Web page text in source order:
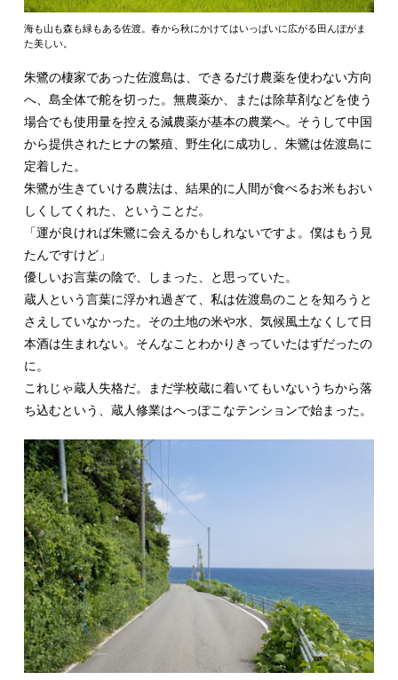
海も山も森も緑もある佐渡。春から秋にかけてはいっぱいに広がる田んぼがま
た美しい。
朱鷺の棲家であった佐渡島は、できるだけ農薬を使わない方向
へ、島全体で舵を切った。無農薬か、または除草剤などを使う
場合でも使用量を控える減農薬が基本の農業へ。そうして中国
から提供されたヒナの繁殖、野生化に成功し、朱鷺は佐渡島に
定着した。
朱鷺が生きていける農法は、結果的に人間が食べるお米もおい
しくしてくれた、ということだ。
「運が良ければ朱鷺に会えるかもしれないですよ。僕はもう見
たんですけど」
優しいお言葉の陰で、しまった、と思っていた。
蔵人という言葉に浮かれ過ぎて、私は佐渡島のことを知ろうと
さえしていなかった。その土地の米や水、気候風土なくして日
本酒は生まれない。そんなことわかりきっていたはずだったの
に。
これじゃ蔵人失格だ。まだ学校蔵に着いてもいないうちから落
ち込むという、蔵人修業はへっぽこなテンションで始まった。